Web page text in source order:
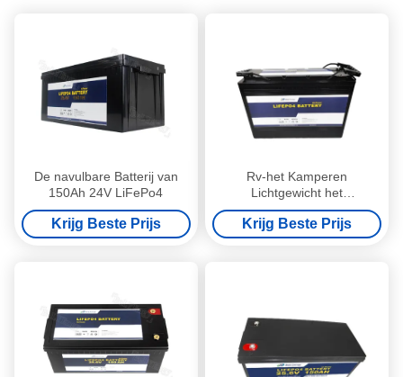
De navulbare Batterij van
150Ah 24V LiFePo4
Krijg Beste Prijs
Rv-het Kamperen
Lichtgewicht het
Lithiumbatterij van 80
Ampèreuur van de Auto24v
LiFePO4 Batterij
Krijg Beste Prijs